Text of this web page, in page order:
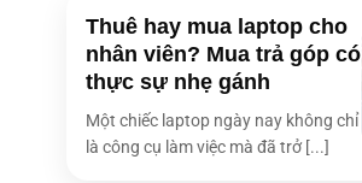
Thuê hay mua laptop cho
nhân viên? Mua trả góp có
thực sự nhẹ gánh
Một chiếc laptop ngày nay không chỉ
là công cụ làm việc mà đã trở [...]